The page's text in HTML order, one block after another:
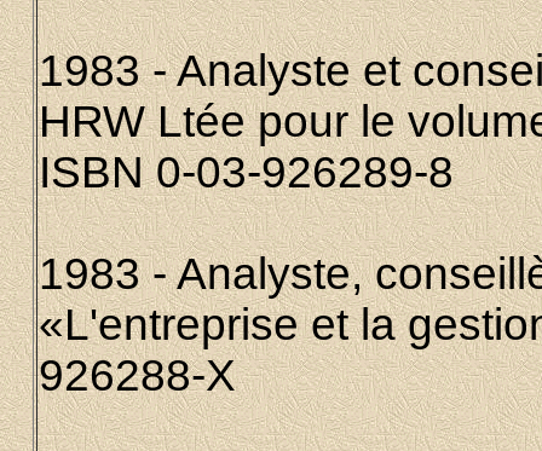
1983 - Analyste et
HRW Ltée pour le
ISBN 0-03-926289-8
1983 - Analyste,
«L'entreprise et la
926288-X